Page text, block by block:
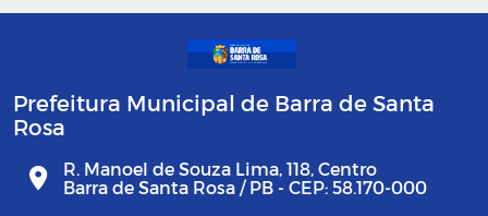
Prefeitura Municipal de Barra de Santa
Rosa
R. Manoel de Souza Lima, 118, Centro
Barra de Santa Rosa / PB - CEP: 58.170-000